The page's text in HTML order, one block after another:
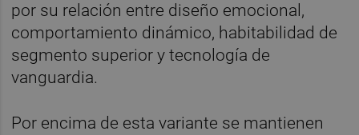
por su relación entre diseño emocional,
comportamiento dinámico, habitabilidad de
segmento superior y tecnología de
vanguardia.
Por encima de esta variante se mantienen